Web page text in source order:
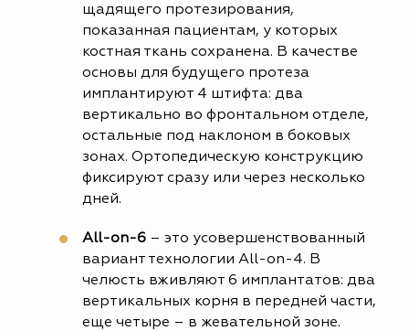
щадящего протезирования,
показанная пациентам, у которых
костная ткань сохранена. В качестве
основы для будущего протеза
имплантируют 4 штифта: два
вертикально во фронтальном отделе,
остальные под наклоном в боковых
зонах. Ортопедическую конструкцию
фиксируют сразу или через несколько
дней.
All-on-6 – это усовершенствованный
вариант технологии All-on-4. В
челюсть вживляют 6 имплантатов: два
вертикальных корня в передней части,
еще четыре – в жевательной зоне.